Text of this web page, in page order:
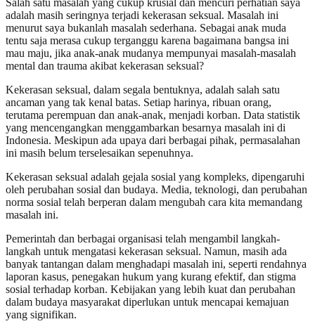
adalah masih seringnya terjadi kekerasan seksual. Masalah ini
menurut saya bukanlah masalah sederhana. Sebagai anak muda
tentu saja merasa cukup terganggu karena bagaimana bangsa ini
mau maju, jika anak-anak mudanya mempunyai masalah-masalah
mental dan trauma akibat kekerasan seksual?
Kekerasan seksual, dalam segala bentuknya, adalah salah satu
ancaman yang tak kenal batas. Setiap harinya, ribuan orang,
terutama perempuan dan anak-anak, menjadi korban. Data statistik
yang mencengangkan menggambarkan besarnya masalah ini di
Indonesia. Meskipun ada upaya dari berbagai pihak, permasalahan
ini masih belum terselesaikan sepenuhnya.
Kekerasan seksual adalah gejala sosial yang kompleks, dipengaruhi
oleh perubahan sosial dan budaya. Media, teknologi, dan perubahan
norma sosial telah berperan dalam mengubah cara kita memandang
masalah ini.
Pemerintah dan berbagai organisasi telah mengambil langkah-
langkah untuk mengatasi kekerasan seksual. Namun, masih ada
banyak tantangan dalam menghadapi masalah ini, seperti rendahnya
laporan kasus, penegakan hukum yang kurang efektif, dan stigma
sosial terhadap korban. Kebijakan yang lebih kuat dan perubahan
dalam budaya masyarakat diperlukan untuk mencapai kemajuan
yang signifikan.